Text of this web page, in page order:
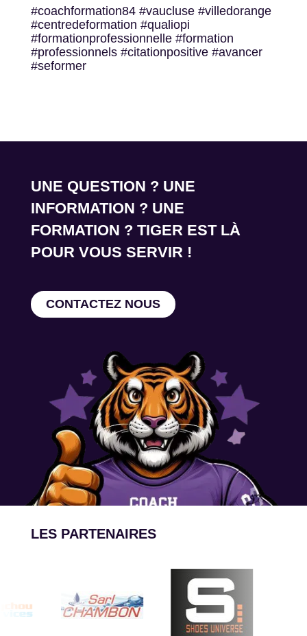
#coachformation84 #vaucluse #villedorange
#centredeformation #qualiopi
#formationprofessionnelle #formation
#professionnels #citationpositive #avancer
#seformer
UNE QUESTION ? UNE
INFORMATION ? UNE
FORMATION ? TIGER EST LÀ
POUR VOUS SERVIR !
CONTACTEZ NOUS
LES PARTENAIRES